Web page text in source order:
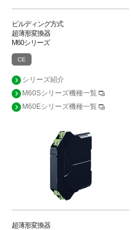
ビルディング方式
超薄形変換器
M60シリーズ
CE
シリーズ紹介
M60Sシリーズ機種一覧
M60Eシリーズ機種一覧
超薄形変換器